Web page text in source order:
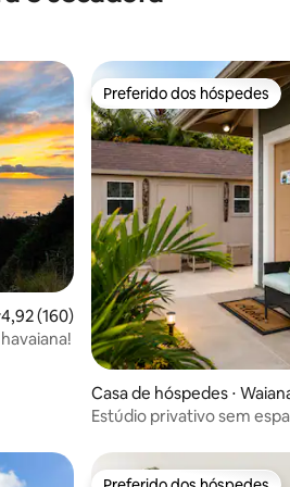
de uma avaliação média de 5, 160
4,92 (160)
Preferido dos hóspedes
Preferido dos hóspedes
Casa de hóspedes ⋅
Estúdio privativo sem